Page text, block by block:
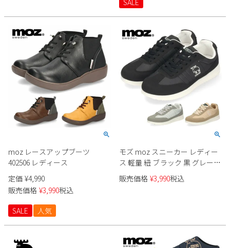
新規会員登録
会社概要
プライバシーポリシー
特定商取引法に基づく表示
お問い合わせ
SALE
moz レースアップブーツ
402506 レディース
定価 ¥4,990
販売価格 ¥3,990税込
SALE
人気
モズ moz スニーカー レディー
ス 軽量 紐 ブラック 黒 グレー
ベージュ カジュアル 1777 靴 シ
ューズ ローカット ナチュラル
販売価格 ¥3,990税込